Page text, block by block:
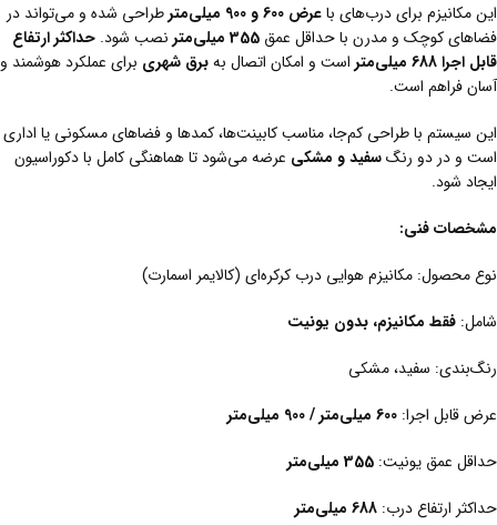
این مکانیزم برای درب‌های باعرض 600 و 900 میلی‌متر
طراحی شده و می‌تواند در
فضاهای کوچک و مدرن با حداقل عمق 355 میلی‌متر نصب شود. حداکثر ارتفاع
قابل اجرا 688 میلی‌متر
است و امکان اتصال بهبرق شهری برای عملکرد هوشمند و
آسان فراهم است.
این سیستم با طراحی کم‌جا، مناسب کابینت‌ها، کمدها و فضاهای مسکونی یا اداری
است و در دو رنگسفید و مشکی عرضه می‌شود تا هماهنگی کامل با دکوراسیون
ایجاد شود.
مشخصات فنی:
نوع محصول: مکانیزم هوایی درب کرکره‌ای (کالایمر اسمارت)
شامل: فقط مکانیزم، بدون یونیت
رنگ‌بندی: سفید، مشکی
عرض قابل اجرا: 600 میلی‌متر / 900 میلی‌متر
حداقل عمق یونیت: 355 میلی‌متر
حداکثر ارتفاع درب: 688 میلی‌متر